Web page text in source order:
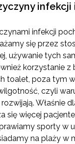
infekcji
się przez
używanie tych
korzystanie z
toalet, poza tym
czyli
Właśnie
się więcej
sporty w
na plaży w